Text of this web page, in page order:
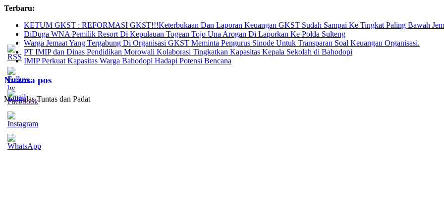
Skip
content
Terbaru:
KETUM GKST : REFORMASI GKST!!!Keterbukaan Dan Laporan Keuangan GKST Sudah Sampai Ke Tingkat Paling Bawah
DiDuga WNA Pemilik Resort Di Kepulauan Togean Tojo Una Arogan Di Laporkan Ke Polda Sulteng
Warga Jemaat Yang Tergabung Di Organisasi GKST Meminta Pengurus Sinode Untuk Transparan Soal Keuangan Organisasi.
PT IMIP dan Dinas Pendidikan Morowali Kolaborasi Tingkatkan Kapasitas Kepala Sekolah di Bahodopi
IMIP Perkuat Kapasitas Warga Bahodopi Hadapi Potensi Bencana
Nuansa pos
Mengulas Tuntas dan Padat